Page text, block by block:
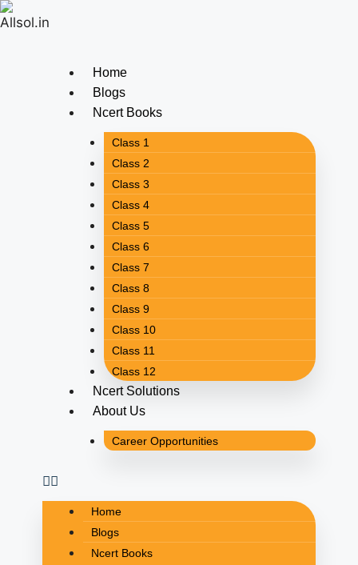
Home
Blogs
Ncert Books
Class 1
Class 2
Class 3
Class 4
Class 5
Class 6
Class 7
Class 8
Class 9
Class 10
Class 11
Class 12
Ncert Solutions
About Us
Career Opportunities
Home
Blogs
Ncert Books